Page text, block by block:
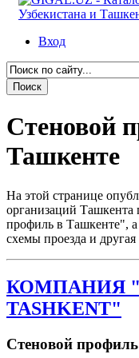
Вход
Стеновой
Ташкенте
На этой странице
организаций Ташкента
профиль в Ташкенте",
схемы проезда и
КОМПАНИЯ
TASHKENT"
Стеновой